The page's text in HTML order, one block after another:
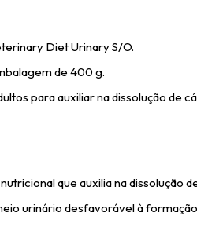
Diet Urinary S/O.
de 400 g.
para auxiliar na dissolução
que auxilia na dissolução
urinário desfavorável à